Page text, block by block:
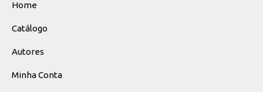
Home
Catálogo
Autores
Minha Conta